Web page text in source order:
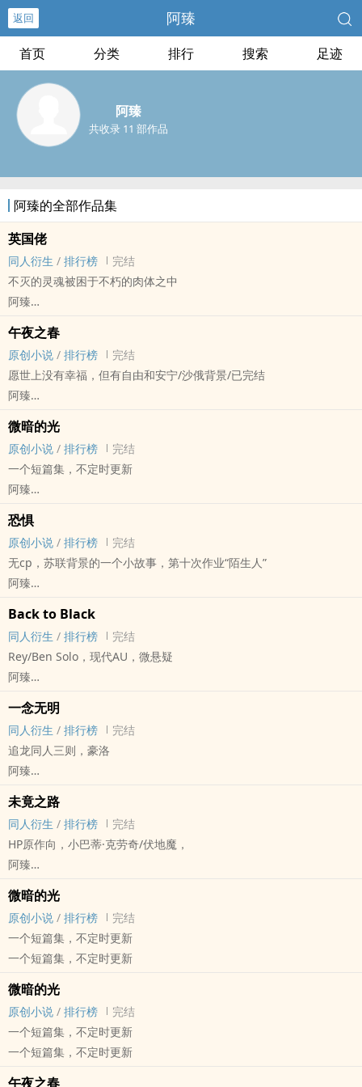
返回 阿臻
首页 分类 排行 搜索 足迹
阿臻
共收录 11 部作品
阿臻的全部作品集
英国佬
同人衍生 / 排行榜
完结
不灭的灵魂被困于不朽的肉体之中
阿臻
HP[哈利波特] - 小巴蒂·克劳奇/伏地魔 同人衍生 - 小说同人 - BL
短篇 - 完结
午夜之春
原创小说 / 排行榜
完结
愿世上没有幸福，但有自由和安宁/沙俄背景/已完结
阿臻
原创小说 - 中篇 - 完结 - BL
西方 - 往期编推 - 专题推荐
微暗的光
原创小说 / 排行榜
完结
一个短篇集，不定时更新
阿臻
完结 - 其他原创
主要是作业区的作业，自掀马甲了解一下（不
放一个目录吧
《恐惧》
《罪有应得》
《漫长的告别》
恐惧
原创小说 / 排行榜
完结
无cp，苏联背景的一个小故事，第十次作业“陌生人”
阿臻
西方
Back to Black
同人衍生 / 排行榜
完结
Rey/Ben Solo，现代AU，微悬疑
阿臻
完结 - BG - 影视同人
一个故事
一念无明
同人衍生 / 排行榜
完结
追龙同人三则，豪洛
阿臻
追龙 - 豪洛 同人衍生 - 强强 - 1v1 - 黑道
短篇 - 完结 - BL - 影视同人
往期编推
随便写写
未竟之路
同人衍生 / 排行榜
完结
HP原作向，小巴蒂·克劳奇/伏地魔，
阿臻
哈利波特 - 巴伏 同人衍生 - 强强 - 西方 - 短篇
完结 - BL - 影视同人
一个荒诞的故事
微暗的光
原创小说 / 排行榜
完结
一个短篇集，不定时更新
一个短篇集，不定时更新
微暗的光
原创小说 / 排行榜
完结
一个短篇集，不定时更新
一个短篇集，不定时更新
午夜之春